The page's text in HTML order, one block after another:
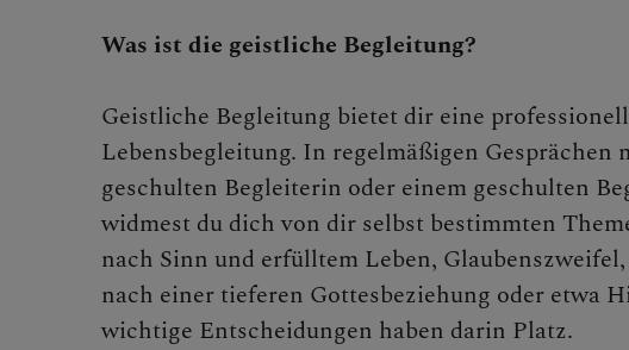
Kirchen- &
Lesefreude
Exerzitien
Was ist die geistliche Begleitung?
Geistliche Begleitung bietet dir eine
Lebensbegleitung. In regelmäßigen Gesprächen
geschulten Begleiterin oder einem geschulten
widmest du dich von dir selbst bestimmten
nach Sinn und erfülltem Leben, Glaubenszweifel,
nach einer tieferen Gottesbeziehung oder etwa
wichtige Entscheidungen haben darin Platz.